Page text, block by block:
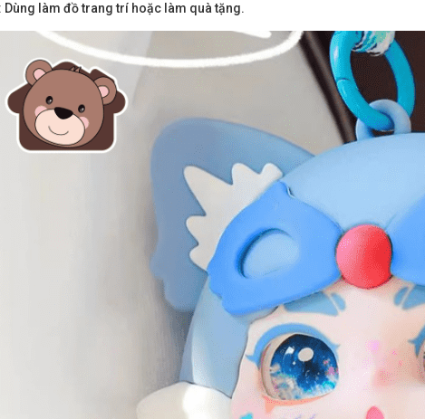
Dùng làm đồ trang trí hoặc làm quà tặng.